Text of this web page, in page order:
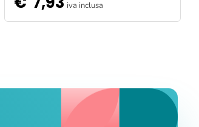
iva inclusa